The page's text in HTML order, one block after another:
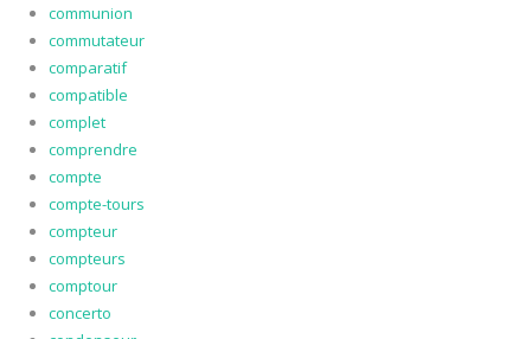
communion
commutateur
comparatif
compatible
complet
comprendre
compte
compte-tours
compteur
compteurs
comptour
concerto